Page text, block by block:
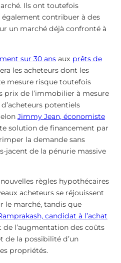
Ils ont toutefois
contribuer à des
un marché déjà confronté à
sur 30 ans aux prêts de
les acheteurs dont les
mesure risque toutefois
prix de l’immobilier à mesure
potentiels
Jimmy Jean, économiste
solution de financement par
la demande sans
jacent de la pénurie massive
règles hypothécaires
acheteurs se réjouissent
le marché, tandis que
candidat à l’achat
de l’augmentation des coûts
de la possibilité d’un
propriétés.